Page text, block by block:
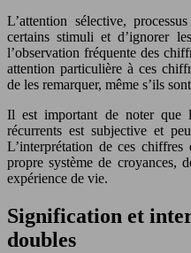
L’attention sélective,
certains stimuli et d’ignorer
l’observation fréquente des
attention particulière à ces
de les remarquer, même s’ils
Il est important de noter que
récurrents est subjective et
L’interprétation de ces
propre système de croyances,
expérience de vie.
Signification et
doubles